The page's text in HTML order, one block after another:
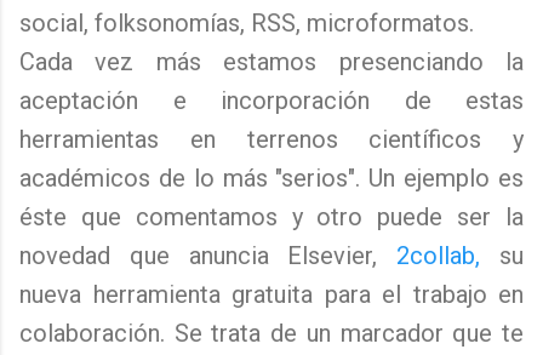
social, folksonomías, RSS, microformatos.
Cada vez más estamos presenciando la
aceptación e incorporación de estas
herramientas en terrenos científicos y
académicos de lo más "serios". Un ejemplo es
éste que comentamos y otro puede ser la
novedad que anuncia Elsevier, 2collab, su
nueva herramienta gratuita para el trabajo en
colaboración. Se trata de un marcador que te